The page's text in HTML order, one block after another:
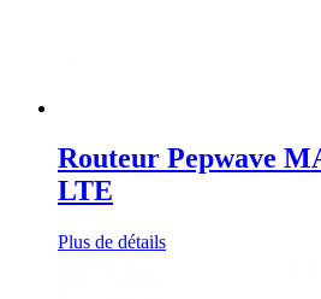
Routeur Pepwave
LTE
Plus de détails